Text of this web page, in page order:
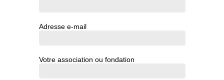
Adresse e-mail
Votre association ou fondation